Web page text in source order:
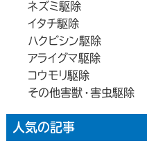
ネズミ駆除
イタチ駆除
ハクビシン駆除
アライグマ駆除
コウモリ駆除
その他害獣・害虫駆除
人気の記事